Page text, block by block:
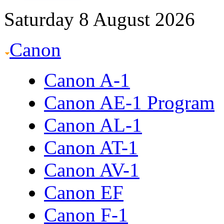
Saturday 8 August 2026
Canon
Canon A-1
Canon AE-1 Program
Canon AL-1
Canon AT-1
Canon AV-1
Canon EF
Canon F-1